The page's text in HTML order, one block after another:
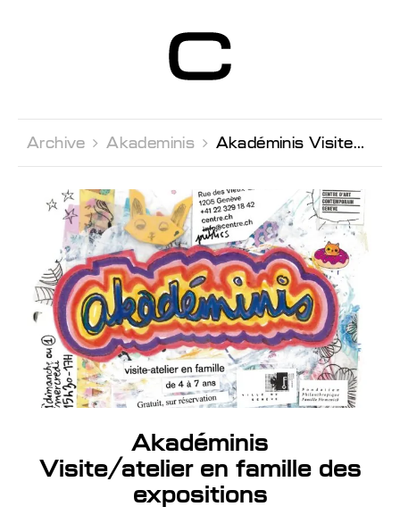
Contemporain
Genève
Archive  Akademinis  Akadéminis Visite/atelier en famille des expositions
Akadéminis
Visite/atelier en famille des
expositions